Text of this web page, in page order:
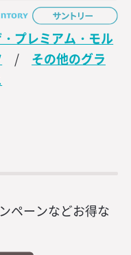
プレミアム・モル
/
その他のグラ
ペーンなどお得な